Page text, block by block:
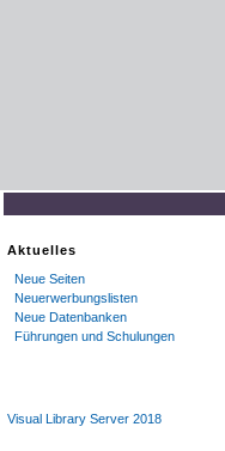
Aktuelles
Neue Seiten
Neuerwerbungslisten
Neue Datenbanken
Führungen und Schulungen
Visual Library Server 2018